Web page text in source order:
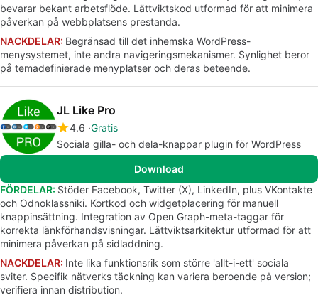
bevarar bekant arbetsflöde. Lättviktskod utformad för att minimera
påverkan på webbplatsens prestanda.
NACKDELAR: Begränsad till det inhemska WordPress-
menysystemet, inte andra navigeringsmekanismer. Synlighet beror
på temadefinierade menyplatser och deras beteende.
JL Like Pro
4.6 Gratis
Sociala gilla- och dela-knappar plugin för WordPress
Download
FÖRDELAR: Stöder Facebook, Twitter (X), LinkedIn, plus VKontakte
och Odnoklassniki. Kortkod och widgetplacering för manuell
knappinsättning. Integration av Open Graph-meta-taggar för
korrekta länkförhandsvisningar. Lättviktsarkitektur utformad för att
minimera påverkan på sidladdning.
NACKDELAR: Inte lika funktionsrik som större 'allt-i-ett' sociala
sviter. Specifik nätverks täckning kan variera beroende på version;
verifiera innan distribution.